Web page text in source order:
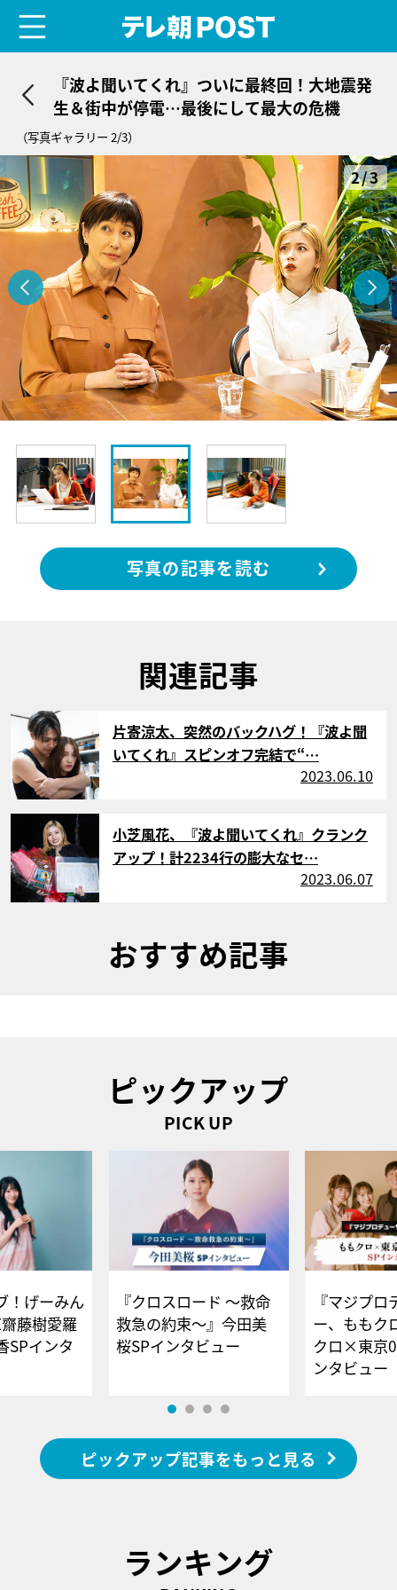
『波よ聞いてくれ』ついに最終回！大地震発
生＆街中が停電…最後にして最大の危機
（写真ギャラリー 2/3）
2/3
写真の記事を読む
関連記事
片寄涼太、突然のバックハグ！『波よ聞
いてくれ』スピンオフ完結で“…
2023.06.10
サムネイル
小芝風花、『波よ聞いてくれ』クランク
アップ！計2234行の膨大なセ…
2023.06.07
おすすめ記事
ピックアップ
PICK UP
！げーみん
藤樹愛羅
SPインタ
『クロスロード ～救命
救急の約束～』今田美
桜SPインタビュー
『マジプロ
ー、ももク
クロ×東京
ンタビュー
ピックアップ記事をもっと見る
ランキング